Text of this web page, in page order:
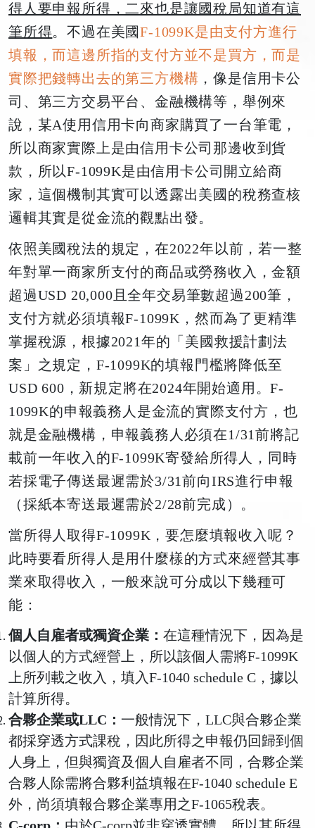
得人要申報所得，二來也是讓國稅局知道有這
筆所得。不過在美國F-1099K是由支付方進行
填報，而這邊所指的支付方並不是買方，而是
實際把錢轉出去的第三方機構 ，像是信用卡公
司、第三方交易平台、金融機構等，舉例來
說，某A使用信用卡向商家購買了一台筆電，
所以商家實際上是由信用卡公司那邊收到貨
款，所以F-1099K是由信用卡公司開立給商
家，這個機制其實可以透露出美國的稅務查核
邏輯其實是從金流的觀點出發。
依照美國稅法的規定，在2022年以前，若一整
年對單一商家所支付的商品或勞務收入，金額
超過USD 20,000且全年交易筆數超過200筆，
支付方就必須填報F-1099K，然而為了更精準
掌握稅源，根據2021年的「美國救援計劃法
案」之規定，F-1099K的填報門檻將降低至
USD 600，新規定將在2024年開始適用。F-
1099K的申報義務人是金流的實際支付方，也
就是金融機構，申報義務人必須在1/31前將記
載前一年收入的F-1099K寄發給所得人，同時
若採電子傳送最遲需於3/31前向IRS進行申報
（採紙本寄送最遲需於2/28前完成）。
當所得人取得F-1099K，要怎麼填報收入呢？
此時要看所得人是用什麼樣的方式來經營其事
業來取得收入，一般來說可分成以下幾種可
能：
個人自雇者或獨資企業： 在這種情況下，因為是
以個人的方式經營上，所以該個人需將F-1099K
上所列載之收入，填入F-1040 schedule C，據以
計算所得。
合夥企業或LLC： 一般情況下，LLC與合夥企業
都採穿透方式課稅，因此所得之申報仍回歸到個
人身上，但與獨資及個人自雇者不同，合夥企業
合夥人除需將合夥利益填報在F-1040 schedule E
外，尚須填報合夥企業專用之F-1065稅表。